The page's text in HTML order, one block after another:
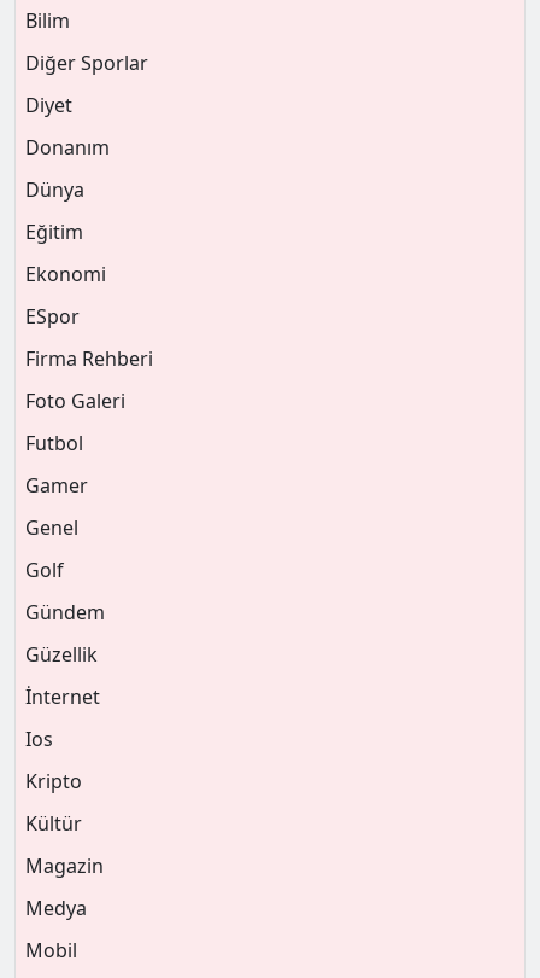
Bilim
Diğer Sporlar
Diyet
Donanım
Dünya
Eğitim
Ekonomi
ESpor
Firma Rehberi
Foto Galeri
Futbol
Gamer
Genel
Golf
Gündem
Güzellik
İnternet
Ios
Kripto
Kültür
Magazin
Medya
Mobil